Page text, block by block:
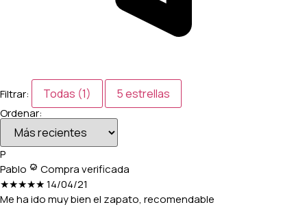
Filtrar: Todas (1) 5 estrellas
Ordenar:
P
Pablo
Compra verificada
★★★★★14/04/21
Me ha ido muy bien el zapato, recomendable